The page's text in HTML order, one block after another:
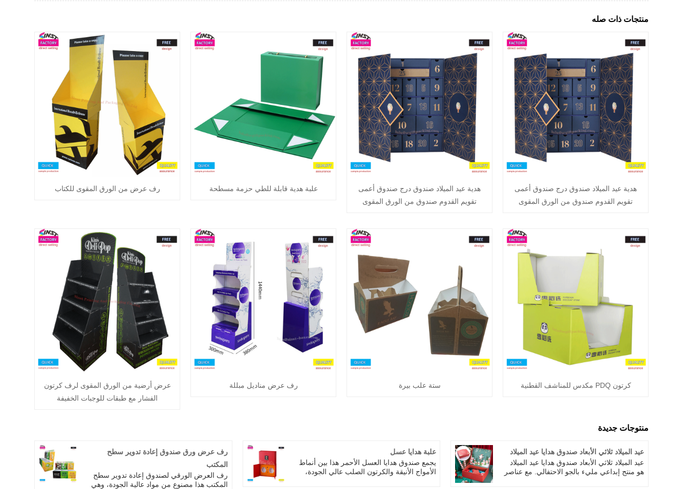
منتجات ذات صله
هدية عيد الميلاد صندوق درج صندوق أعمى
تقويم القدوم صندوق من الورق المقوى
هدية عيد الميلاد صندوق درج صندوق أعمى
تقويم القدوم صندوق من الورق المقوى
علبة هدية قابلة للطي حزمة مسطحة رف عرض من الورق المقوى للكتاب
كرتون PDQ مكدس للمناشف القطنية ستة علب بيرة رف عرض مناديل مبللة
عرض أرضية من الورق المقوى لرف كرتون
الفشار مع طبقات للوجبات الخفيفة
منتوجات جديدة
عيد الميلاد ثلاثي الأبعاد صندوق هدايا عيد الميلاد
عيد الميلاد ثلاثي الأبعاد صندوق هدايا عيد الميلاد
هو منتج إبداعي مليء بالجو الاحتفالي. مع عناصر
علبة هدايا عسل
يجمع صندوق هدايا العسل الأحمر هذا بين أنماط
الأمواج الأنيقة والكرتون الصلب عالي الجودة،
رف عرض ورق صندوق إعادة تدوير سطح
المكتب
رف العرض الورقي لصندوق إعادة تدوير سطح
المكتب هذا مصنوع من مواد عالية الجودة، وهي